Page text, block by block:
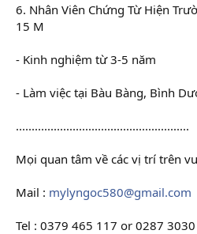
6. Nhân Viên Chứng Từ Hiện
15 M
- Kinh nghiệm từ 3-5 năm
- Làm việc tại Bàu Bàng, Bình
.......................................................
Mọi quan tâm về các vị trí trên
Mail : mylyngoc580@gmail.com
Tel : 0379 465 117 or 0287